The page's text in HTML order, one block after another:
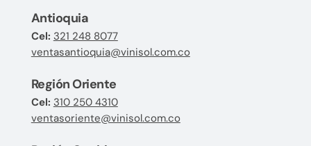
Antioquia
Cel: 321 248 8077
ventasantioquia@vinisol.com.co
Región Oriente
Cel: 310 250 4310
ventasoriente@vinisol.com.co